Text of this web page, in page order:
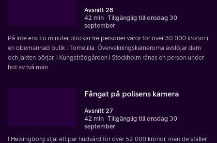
Avsnitt 28
42 min Tillgänglig till onsdag 30
september
På inte ens tio minuter plockar tre personer varor för över 30 000 kronor i
en obemannad butik i Tomelilla. Övervakningskamerorna avslöjar dem
och jakten börjar. I Kungsträdgården i Stockholm rånas en person under
hot av två män.
Fångat på polisens kamera
Avsnitt 27
42 min Tillgänglig till onsdag 30
september
I Helsingborg stjäl ett par hudvård för över 52 000 kronor, men de ställer